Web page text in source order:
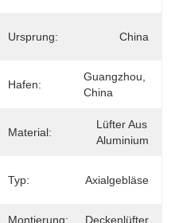
Ursprung: China
Hafen:
Guangzhou,
China
Material:
Lüfter Aus
Aluminium
Typ: Axialgebläse
Klimatisierung
Montierung: Deckenlüfter